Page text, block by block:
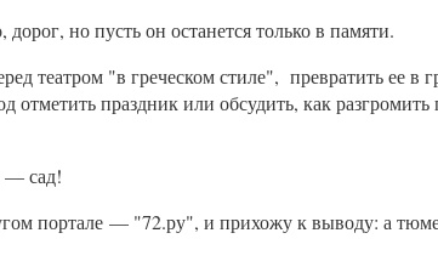
но пусть он останется только в памяти.
театром "в греческом стиле", превратить ее в
отметить праздник или обсудить, как разгромить
— сад!
портале — "72.ру", и прихожу к выводу: а